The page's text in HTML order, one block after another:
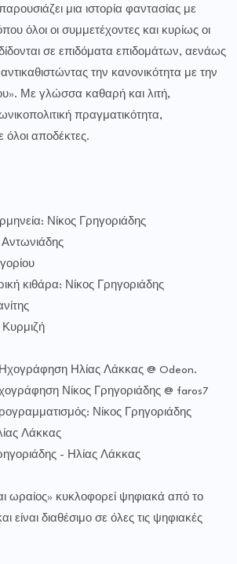
μια ιστορία φαντασίας με
όλοι οι συμμετέχοντες και κυρίως οι
σε επιδόματα επιδομάτων, αενάως
την κανονικότητα με την
Με γλώσσα καθαρή και λιτή,
πραγματικότητα,
όλοι αποδέκτες.
Νίκος Γρηγοριάδης
κιθάρα: Νίκος Γρηγοριάδης
Ηλίας Λάκκας @ Odeon.
Νίκος Γρηγοριάδης @ faros7
Νίκος Γρηγοριάδης
Λάκκας
- Ηλίας Λάκκας
ωραίος» κυκλοφορεί ψηφιακά από το
είναι διαθέσιμο σε όλες τις ψηφιακές